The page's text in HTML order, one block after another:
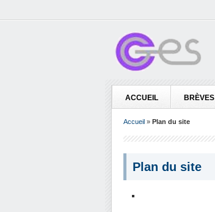
ACCUEIL BRÈVES
Accueil » Plan du site
Plan du site